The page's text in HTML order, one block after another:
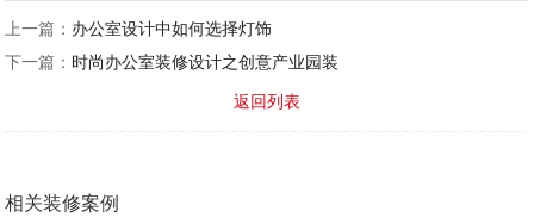
上一篇： 办公室设计中如何选择灯饰
下一篇： 时尚办公室装修设计之创意产业园装
返回列表
相关装修案例